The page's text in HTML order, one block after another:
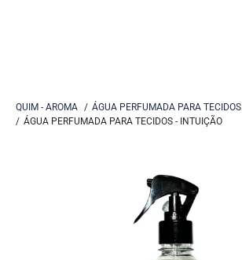
QUIM - AROMA
ÁGUA PERFUMADA PARA TECIDOS
ÁGUA PERFUMADA PARA TECIDOS - INTUIÇÃO